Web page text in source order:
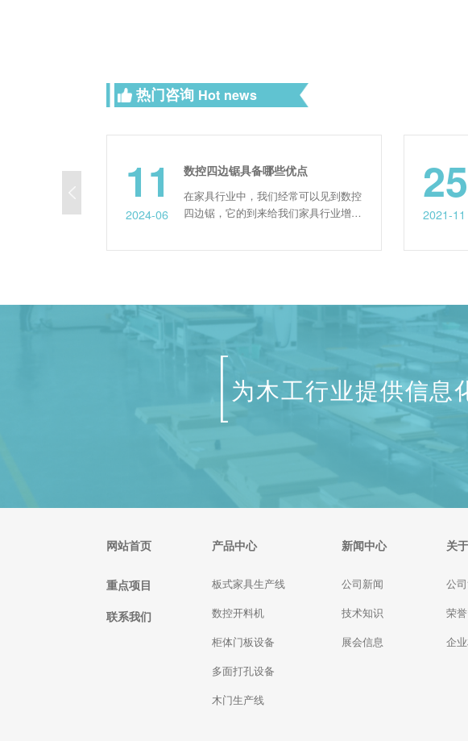
热门咨询 Hot news
11
2024-06
数控四边锯具备哪些优点
在家具行业中，我们经常可以见到数控
四边锯，它的到来给我们家具行业增加
哪些优点呢？下面由我们速雕的工作人
25
2021-11
为木工行业提供信息
网站首页
重点项目
联系我们
产品中心
板式家具生产线
数控开料机
柜体门板设备
多面打孔设备
木门生产线
新闻中心
公司新闻
技术知识
展会信息
关
公
荣
企